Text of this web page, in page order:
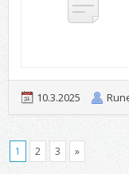
10.3.2025
1 2 3 »